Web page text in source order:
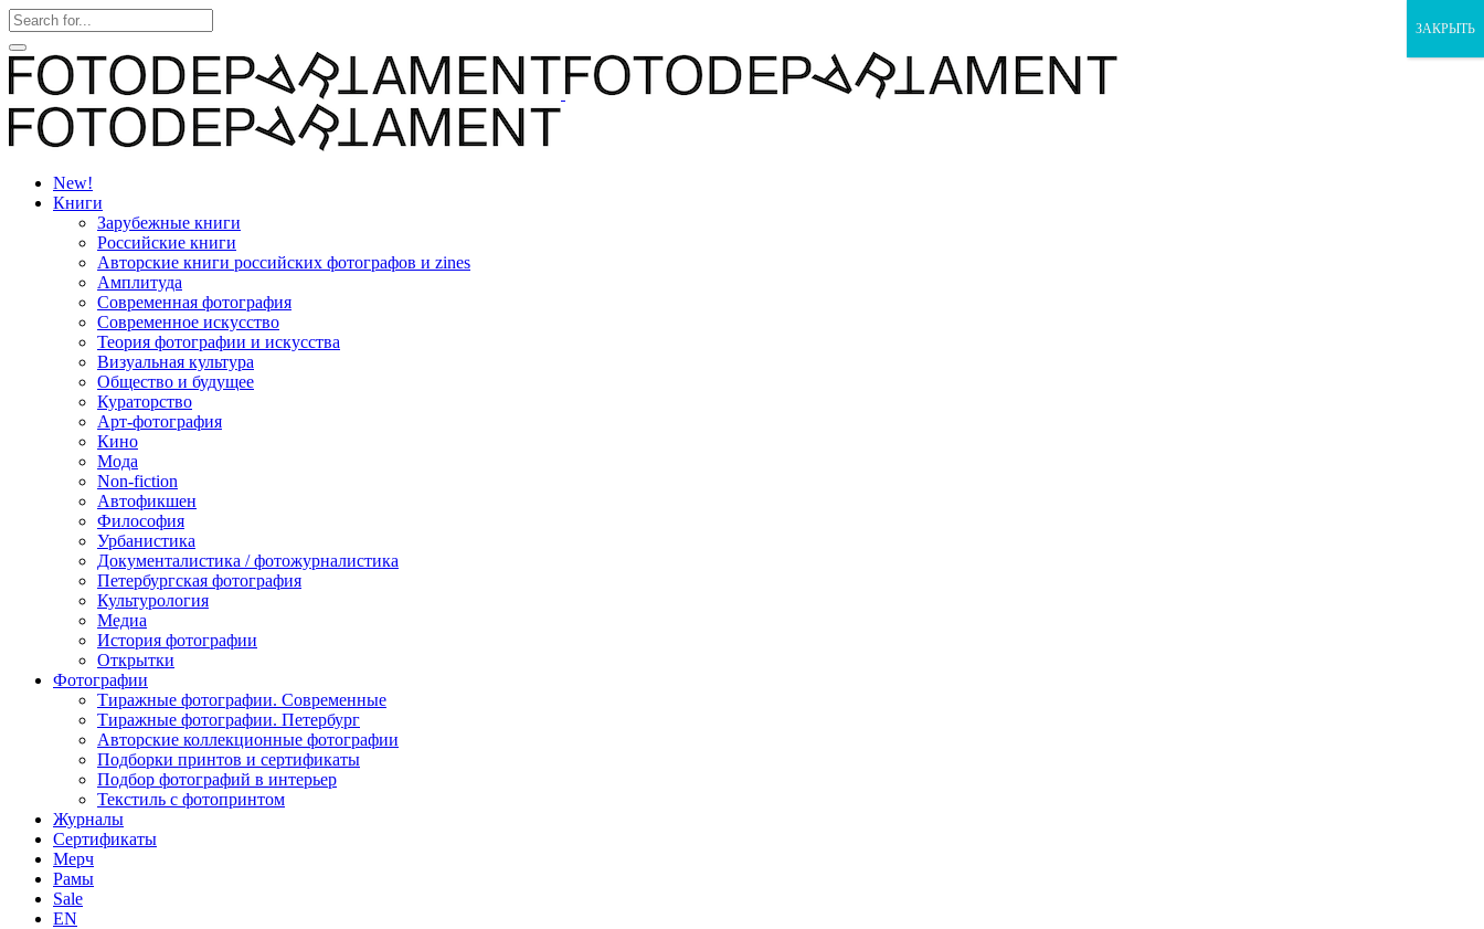
New!
Книги
Зарубежные книги
Российские книги
Авторские книги российских фотографов и zines
Амплитуда
Современная фотография
Современное искусство
Теория фотографии и искусства
Визуальная культура
Общество и будущее
Кураторство
Арт-фотография
Кино
Мода
Non-fiction
Автофикшен
Философия
Урбанистика
Документалистика / фотожурналистика
Петербургская фотография
Культурология
Медиа
История фотографии
Открытки
Фотографии
Тиражные фотографии. Современные
Тиражные фотографии. Петербург
Авторские коллекционные фотографии
Подборки принтов и сертификаты
Подбор фотографий в интерьер
Текстиль с фотопринтом
Журналы
Сертификаты
Мерч
Рамы
Sale
EN
ЗАКРЫТЬ